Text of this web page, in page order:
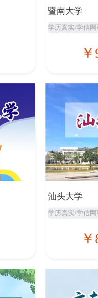
暨南大学
学历真实/学信网
汕头大学
学历真实/学信网